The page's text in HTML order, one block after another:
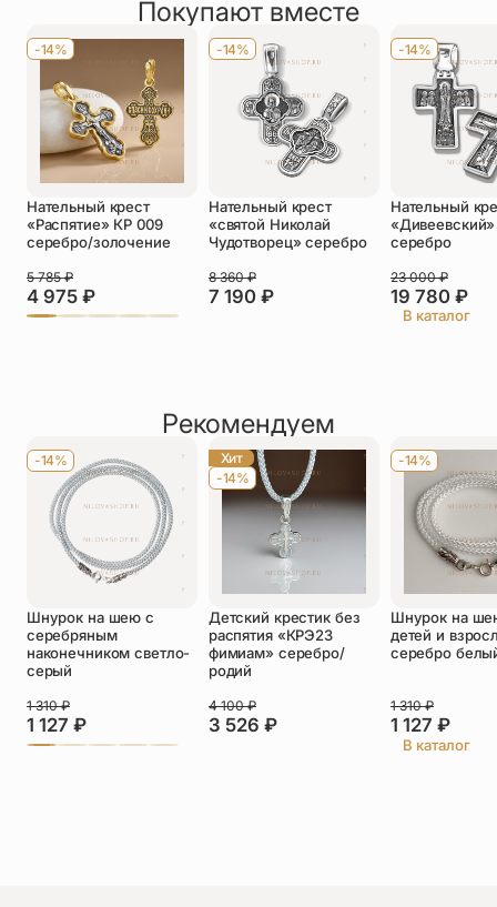
Оставить отзыв
Телефон
Отзыв*
Прикрепить фото
Оставить отзыв
Подтверждаю свое согласие с
политикой конфиденциальностии даю
согласие на обработку персональных
данных
София
26.06.2026
Заказала такой крестик) доставили быстро) в
Покупают вместе
-14%
Нательный крест
«Распятие» КР 009
серебро/золочение
4 975 ₽
5 785₽
-14%
Нательный крест
«святой Николай
Чудотворец» серебро
7 190 ₽
8 360₽
-14%
Нательный
серебро
19 780 ₽
23 000₽
В каталог
Рекомендуем
-14%
Шнурок на шею с
серебряным
наконечником светло-
серый
1 127 ₽
1 310₽
Хит
-14%
Детский крестик без
распятия «КРЭ23
фимиам» серебро/
родий
3 526 ₽
4 100₽
-14%
Шнурок на
детей и
серебро
1 127 ₽
1 310₽
В каталог